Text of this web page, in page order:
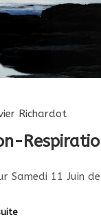
Richardot
Samedi 11 Juin